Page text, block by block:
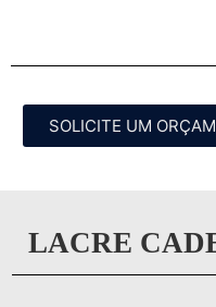
SOLICITE UM
LACRE